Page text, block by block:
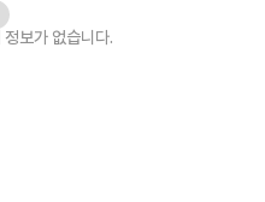
정보가 없습니다.